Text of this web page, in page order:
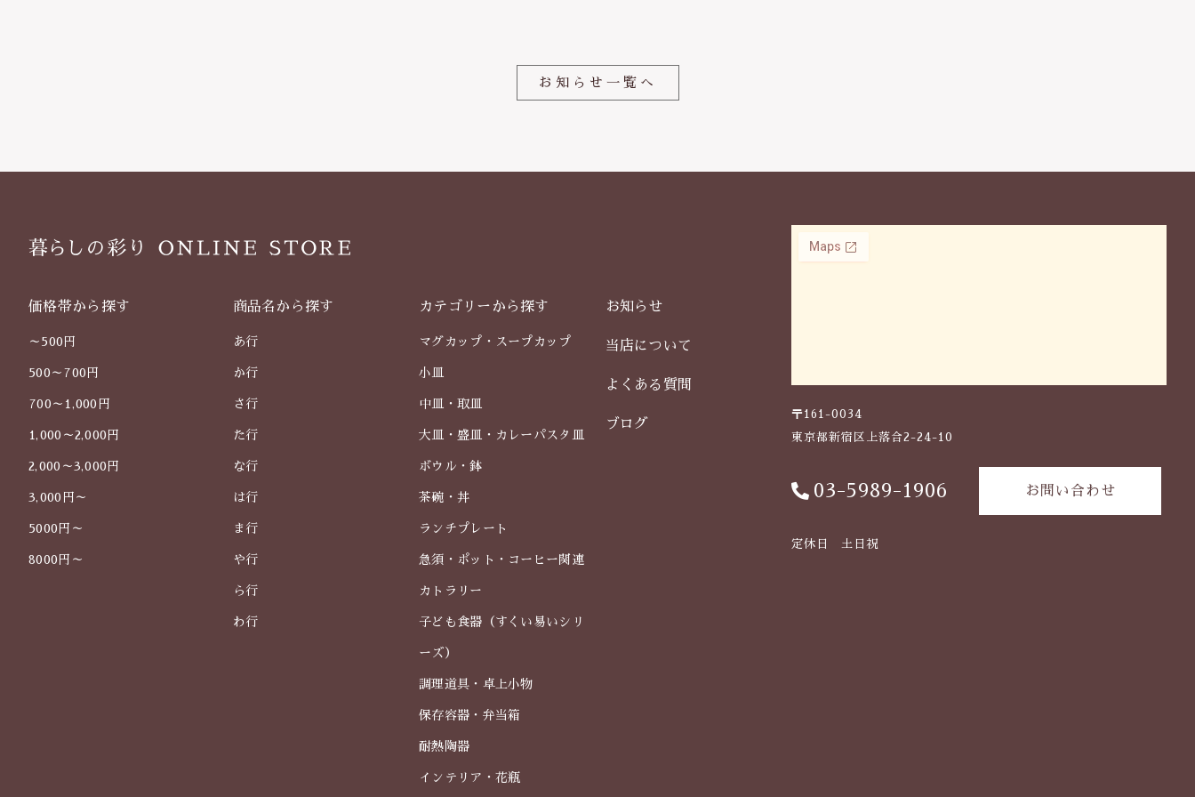
k
お知らせ一覧へ
価格帯から探す
～500円
500～700円
700～1,000円
1,000～2,000円
2,000～3,000円
3,000円～
5000円～
8000円～
商品名から探す
あ行
か行
さ行
た行
な行
は行
ま行
や行
ら行
わ行
カテゴリーから探す
マグカップ・スープカップ
小皿
中皿・取皿
大皿・盛皿・カレーパスタ皿
ボウル・鉢
茶碗・丼
ランチプレート
急須・ポット・コーヒー関連
カトラリー
子ども食器（すくい易いシリ
ーズ）
調理道具・卓上小物
保存容器・弁当箱
耐熱陶器
インテリア・花瓶
お知らせ
当店について
よくある質問
ブログ
〒161-0034
東京都新宿区上落合2-24-10
03-5989-1906 お問い合わせ
定休日 土日祝